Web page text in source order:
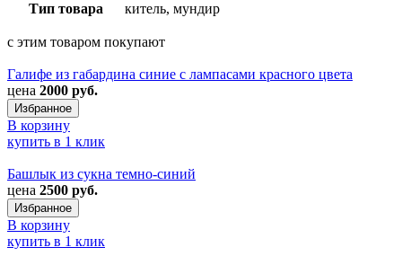
Тип товара китель, мундир
с этим товаром покупают
Галифе из габардина синие с лампасами красного цвета
цена 2000 руб.
Избранное
В корзину
купить в 1 клик
Башлык из сукна темно-синий
цена 2500 руб.
Избранное
В корзину
купить в 1 клик